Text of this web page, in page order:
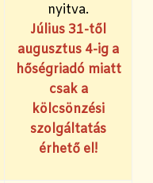
nyitva.
Július 31-től
augusztus 4-ig a
hőségriadó miatt
csak a
kölcsönzési
szolgáltatás
érhető el!